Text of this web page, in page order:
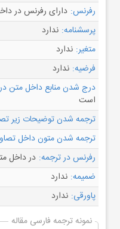
رفرنس: دارای رفرنس در
پرسشنامه: ندارد
متغیر: ندارد
فرضیه: ندارد
درج شدن منابع داخل متن
است
ترجمه شدن توضیحات زیر
ترجمه شدن متون داخل
رفرنس در ترجمه: در داخل
ضمیمه: ندارد
پاورقی: ندارد
نمونه ترجمه فارسی مقاله